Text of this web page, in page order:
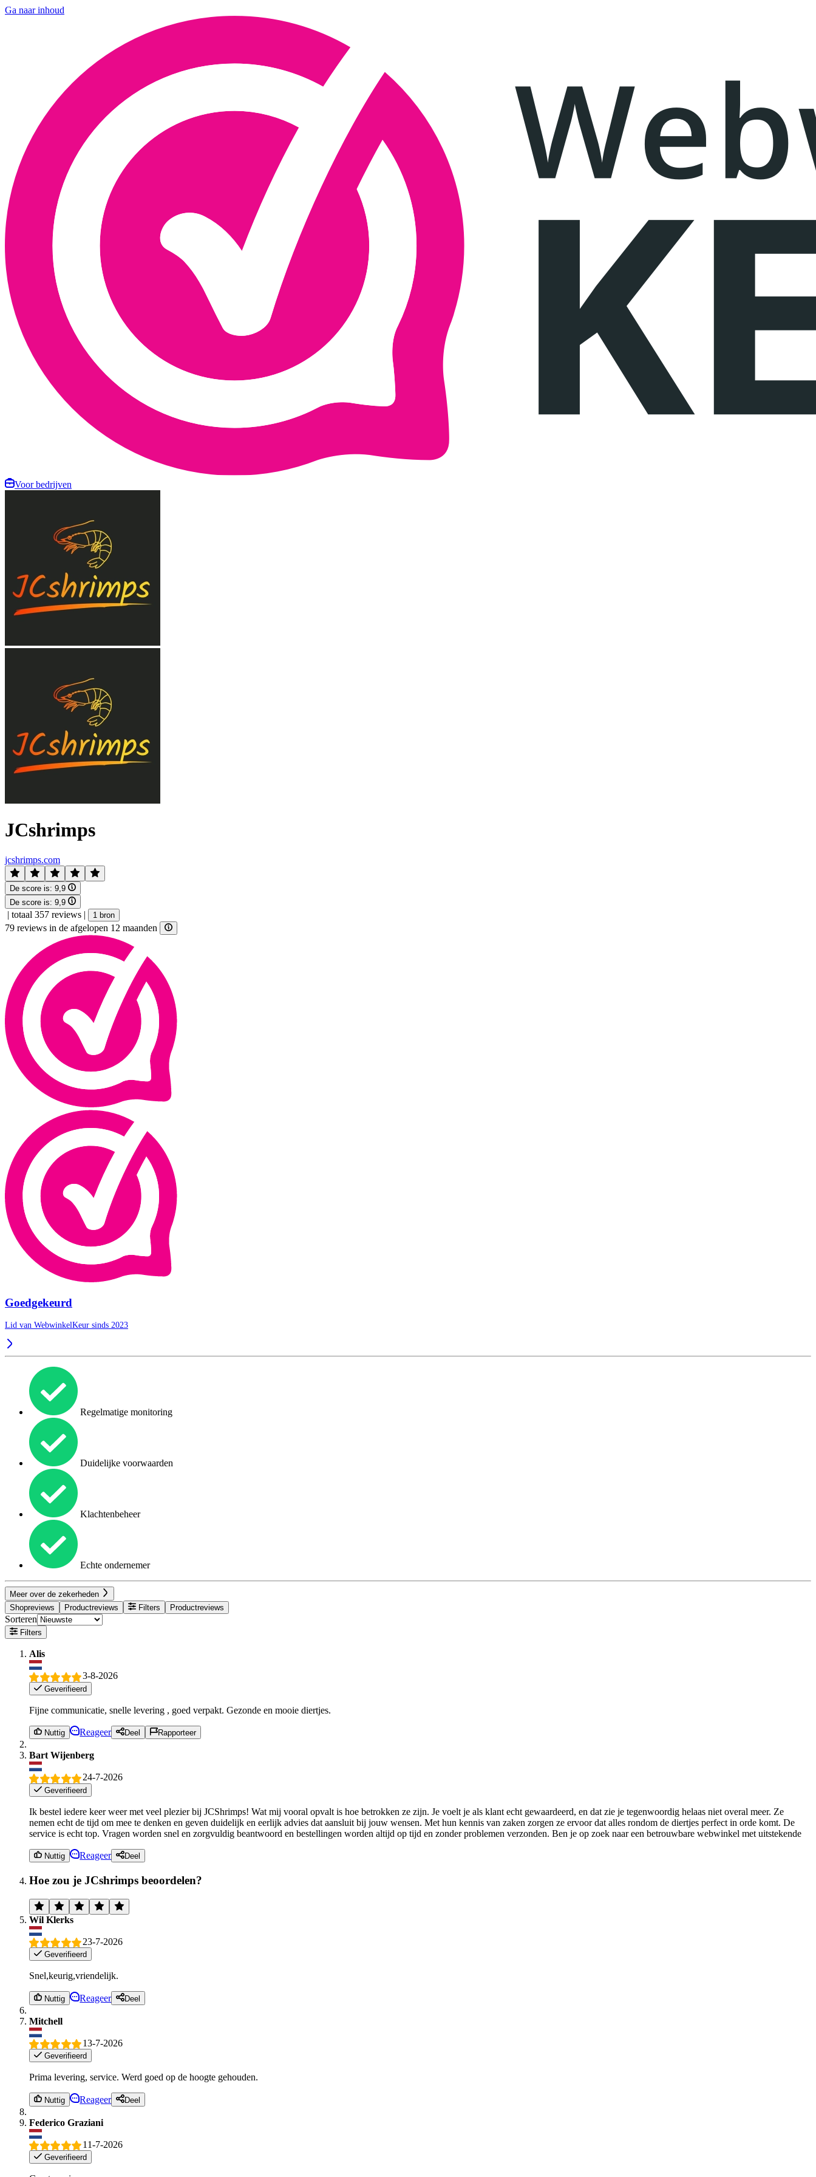
Ga naar inhoud
Voor bedrijven
JCshrimps
jcshrimps.com
De score is: 9,9
De score is: 9,9
| totaal 357 reviews | 1 bron
79 reviews in de afgelopen 12 maanden
Goedgekeurd
Lid van WebwinkelKeur sinds 2023
Regelmatige monitoring
Duidelijke voorwaarden
Klachtenbeheer
Echte ondernemer
Meer over de zekerheden
Shopreviews
Productreviews Filters Productreviews
Sorteren
Filters
Alis
3-8-2026
Geverifieerd
Fijne communicatie, snelle levering , goed verpakt. Gezonde en mooie diertjes.
Nuttig Reageer Deel Rapporteer
Bart Wijenberg
24-7-2026
Geverifieerd
Ik bestel iedere keer weer met veel plezier bij JCShrimps! Wat mij vooral opvalt is hoe betrokken ze zijn. Je voelt je als klant echt gewaardeerd, en dat zie je tegenwoordig helaas niet overal meer. Ze
nemen echt de tijd om mee te denken en geven duidelijk en eerlijk advies dat aansluit bij jouw wensen. Met hun kennis van zaken zorgen ze ervoor dat alles rondom de diertjes perfect in orde komt. De
service is echt top. Vragen worden snel en zorgvuldig beantwoord en bestellingen worden altijd op tijd en zonder problemen verzonden. Ben je op zoek naar een betrouwbare webwinkel met uitstekende
Nuttig Reageer Deel
Hoe zou je JCshrimps beoordelen?
Wil Klerks
23-7-2026
Geverifieerd
Snel,keurig,vriendelijk.
Nuttig Reageer Deel
Mitchell
13-7-2026
Geverifieerd
Prima levering, service. Werd goed op de hoogte gehouden.
Nuttig Reageer Deel
Federico Graziani
11-7-2026
Geverifieerd